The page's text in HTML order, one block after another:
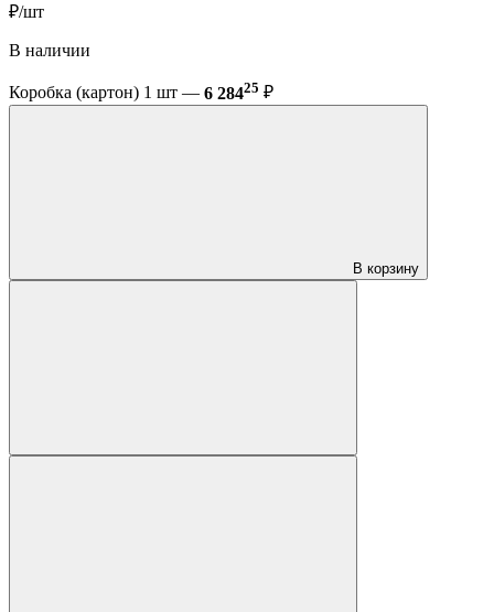
₽/шт
В наличии
Коробка (картон) 1 шт — 6 28425 ₽
В корзину